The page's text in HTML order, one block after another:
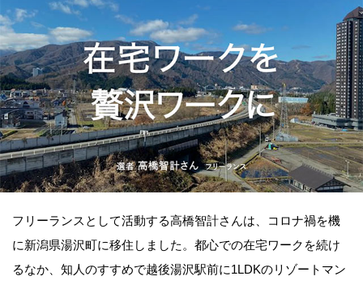
フリーランスとして活動する高橋智計さんは、コロナ禍を機
に新潟県湯沢町に移住しました。都心での在宅ワークを続け
るなか、知人のすすめで越後湯沢駅前に1LDKのリゾートマン